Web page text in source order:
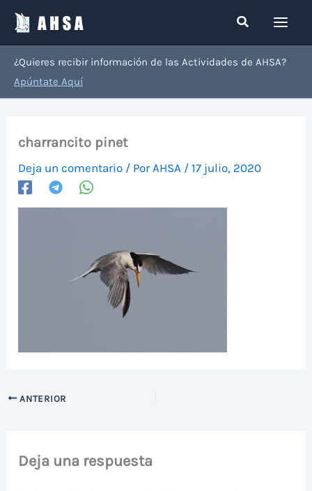
contenido
Buscar
¿Quieres recibir información de las Actividades de AHSA?
Apúntate Aquí
charrancito pinet
Deja un comentario / Por AHSA /17 julio, 2020
ANTERIOR
Deja una respuesta